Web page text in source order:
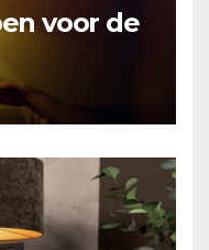
voor de